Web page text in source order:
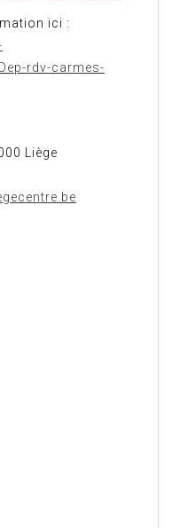
ici :
rdv-carmes-
Liège